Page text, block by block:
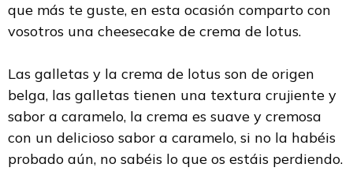
que más te guste, en esta ocasión comparto con
vosotros una cheesecake de crema de lotus.
Las galletas y la crema de lotus son de origen
belga, las galletas tienen una textura crujiente y
sabor a caramelo, la crema es suave y cremosa
con un delicioso sabor a caramelo, si no la habéis
probado aún, no sabéis lo que os estáis perdiendo.